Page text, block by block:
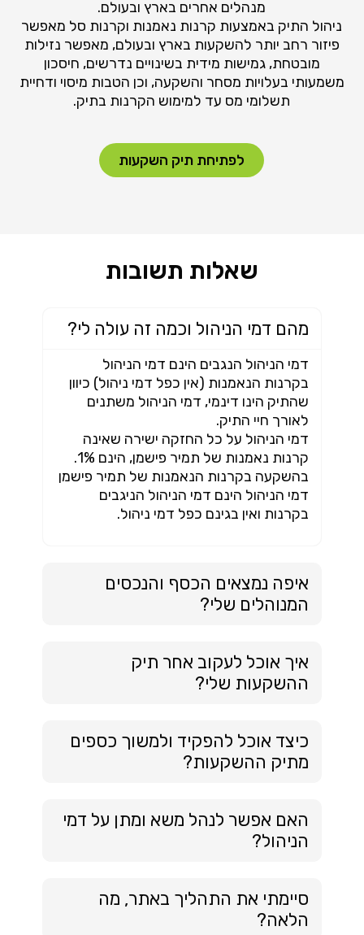
מנהלים אחרים בארץ ובעולם.
ניהול התיק באמצעות קרנות נאמנות וקרנות סל מאפשר
פיזור רחב יותר להשקעות בארץ ובעולם, מאפשר נזילות
מובטחת, גמישות מידית בשינויים נדרשים, חיסכון
משמעותי בעלויות מסחר והשקעה, וכן הטבות מיסוי ודחיית
תשלומי מס עד למימוש הקרנות בתיק.
לפתיחת תיק השקעות
שאלות תשובות
מהם דמי הניהול וכמה זה עולה לי?
דמי הניהול הנגבים הינם דמי הניהול
בקרנות הנאמנות (אין כפל דמי ניהול) כיוון
שהתיק הינו דינמי, דמי הניהול משתנים
לאורך חיי התיק.
דמי הניהול על כל החזקה ישירה שאינה
קרנות נאמנות של תמיר פישמן, הינם 1%.
בהשקעה בקרנות הנאמנות של תמיר פישמן
דמי הניהול הינם דמי הניהול הניגבים
בקרנות ואין בגינם כפל דמי ניהול.
איפה נמצאים הכסף והנכסים
המנוהלים שלי?
איך אוכל לעקוב אחר תיק
ההשקעות שלי?
כיצד אוכל להפקיד ולמשוך כספים
מתיק ההשקעות?
האם אפשר לנהל משא ומתן על דמי
הניהול?
סיימתי את התהליך באתר, מה
הלאה?